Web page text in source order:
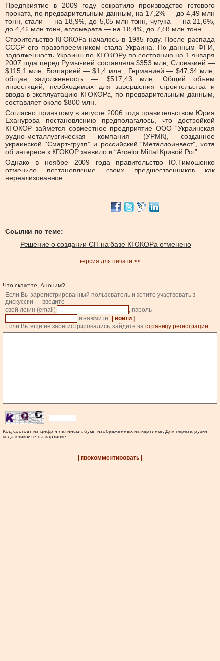
Предприятие в 2009 году сократило производство готового
проката, по предварительным данным, на 17,2% — до 4,49 млн
тонн, стали — на 18,9%, до 5,05 млн тонн, чугуна — на 21,6%,
до 4,42 млн тонн, агломерата — на 18,4%, до 7,88 млн тонн.
Строительство КГОКОРа началось в 1985 году. После распада
СССР его правопреемником стала Украина. По данным ФГИ,
задолженность Украины по КГОКОРу по состоянию на 1 января
2007 года перед Румынией составляла $353 млн, Словакией —
$115,1 млн, Болгарией — $1,4 млн , Германией — $47,34 млн,
общая задолженность — $517,43 млн. Общий объем
инвестиций, необходимых для завершения строительства и
ввода в эксплуатацию КГОКОРа, по предварительным данным,
составляет около $800 млн.
Согласно принятому в августе 2006 года правительством Юрия
Еханурова постановлению предполагалось, что достройкой
КГОКОР займется совместное предприятие ООО “Украинская
рудно-металлургическая компания” (УРМК), созданное
украинской “Смарт-групп” и российский “Металлоинвест”, хотя
об интересе к КГОКОР заявило и “Arcelor Mittal Кривой Рог”.
Однако в ноябре 2009 года правительство Ю.Тимошенко
отменило постановление своих предшественников как
нереализованное.
Ссылки по теме:
Решение о создании СП на базе КГОКОРа отменено
версия для печати >>
Что скажете, Аноним?
Если Вы зарегистрированный пользователь и хотите участвовать в
дискуссии — введите
свой логин (email)
, пароль
и нажмите
| войти |
.
Если Вы еще не зарегистрировались, зайдите на страницу регистрации.
Код состоит из цифр и латинских букв, изображенных на картинке. Для перезагрузки
кода кликните на картинке.
| прокомментировать |